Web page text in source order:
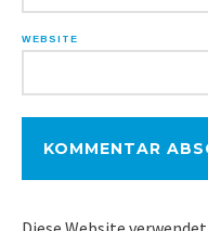
WEBSITE